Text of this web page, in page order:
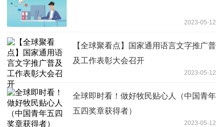
2023-05-12
【全球聚看点】国家通用语言文字推广普
及工作表彰大会召开
2023-05-12
全球即时看！做好牧民贴心人（中国青年
五四奖章获得者）
2023-05-12